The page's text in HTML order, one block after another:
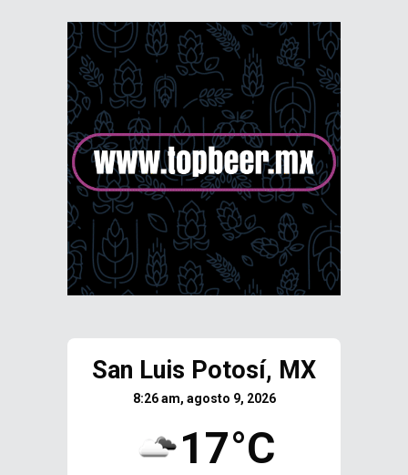
San Luis Potosí, MX
8:26 am, agosto 9, 2026
17°C